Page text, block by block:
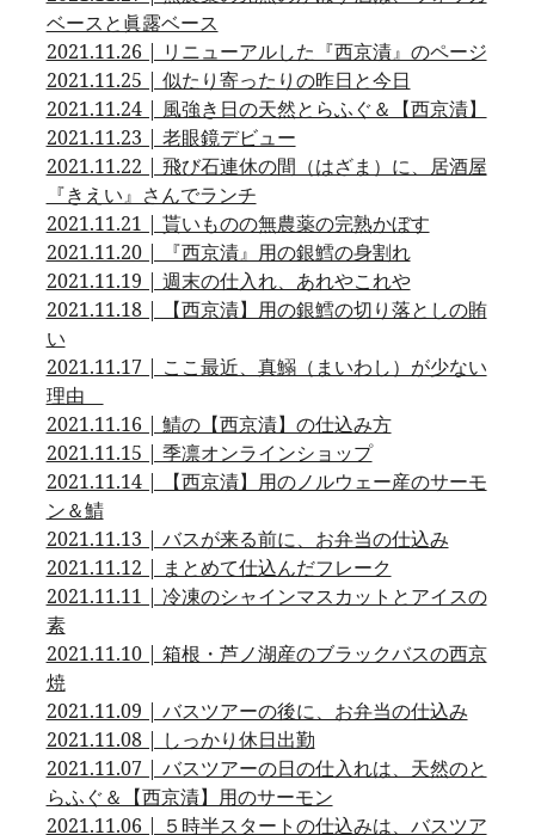
ベースと眞露ベース
2021.11.26 | リニューアルした『西京漬』のページ
2021.11.25 | 似たり寄ったりの昨日と今日
2021.11.24 | 風強き日の天然とらふぐ＆【西京漬】
2021.11.23 | 老眼鏡デビュー
2021.11.22 | 飛び石連休の間（はざま）に、居酒屋
『きえい』さんでランチ
2021.11.21 | 貰いものの無農薬の完熟かぼす
2021.11.20 | 『西京漬』用の銀鱈の身割れ
2021.11.19 | 週末の仕入れ、あれやこれや
2021.11.18 | 【西京漬】用の銀鱈の切り落としの賄
い
2021.11.17 | ここ最近、真鰯（まいわし）が少ない
理由
2021.11.16 | 鯖の【西京漬】の仕込み方
2021.11.15 | 季凛オンラインショップ
2021.11.14 | 【西京漬】用のノルウェー産のサーモ
ン＆鯖
2021.11.13 | バスが来る前に、お弁当の仕込み
2021.11.12 | まとめて仕込んだフレーク
2021.11.11 | 冷凍のシャインマスカットとアイスの
素
2021.11.10 | 箱根・芦ノ湖産のブラックバスの西京
焼
2021.11.09 | バスツアーの後に、お弁当の仕込み
2021.11.08 | しっかり休日出勤
2021.11.07 | バスツアーの日の仕入れは、天然のと
らふぐ＆【西京漬】用のサーモン
2021.11.06 | ５時半スタートの仕込みは、バスツア